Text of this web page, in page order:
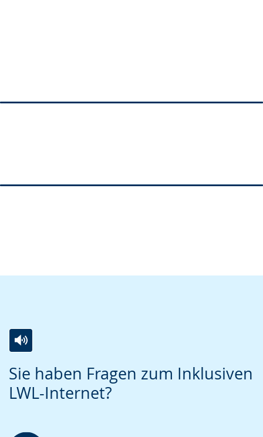
für Westfalen
LWL-Freilichtmuseum Detmold
Jubiläumsseite: 70 Jahre LWL
Sie haben Fragen zum Inklusiven
LWL-Internet?
Leichten
Sprache
Audio-
Unterstützung.
Video
in